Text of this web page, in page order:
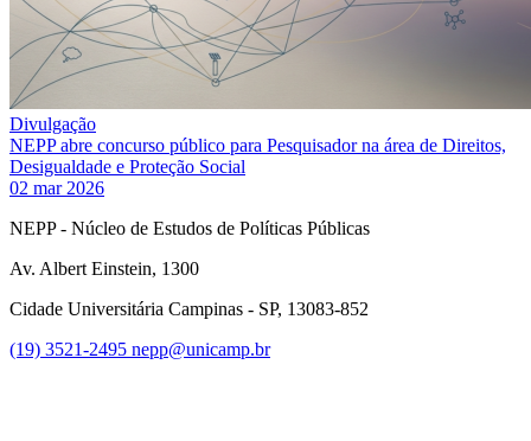
Divulgação
NEPP abre concurso público para Pesquisador na área de Direitos,
Desigualdade e Proteção Social
02 mar 2026
NEPP - Núcleo de Estudos de Políticas Públicas
Av. Albert Einstein, 1300
Cidade Universitária Campinas - SP, 13083-852
(19) 3521-2495 nepp@unicamp.br